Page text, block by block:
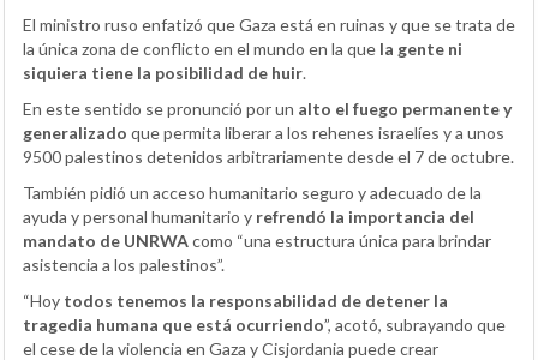
El ministro ruso enfatizó que Gaza está en ruinas y que se trata de
la única zona de conflicto en el mundo en la que la gente ni
siquiera tiene la posibilidad de huir.
En este sentido se pronunció por un alto el fuego permanente y
generalizado que permita liberar a los rehenes israelíes y a unos
9500 palestinos detenidos arbitrariamente desde el 7 de octubre.
También pidió un acceso humanitario seguro y adecuado de la
ayuda y personal humanitario y refrendó la importancia del
mandato de UNRWAcomo “una estructura única para brindar
asistencia a los palestinos”.
“Hoy todos tenemos la responsabilidad de detener la
tragedia humana que está ocurriendo”, acotó, subrayando que
el cese de la violencia en Gaza y Cisjordania puede crear